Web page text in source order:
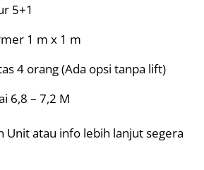
5+1
1 m x 1 m
4 orang (Ada opsi tanpa lift)
6,8 – 7,2 M
Unit atau info lebih lanjut segera